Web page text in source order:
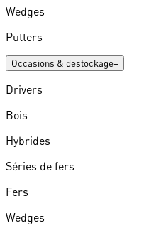
Wedges
Putters
Occasions & destockage+
Drivers
Bois
Hybrides
Séries de fers
Fers
Wedges